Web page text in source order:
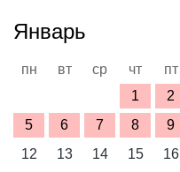
Январь
пн вт ср чт пт
1
2
5
6 7 8 9
12
13 14 15 16